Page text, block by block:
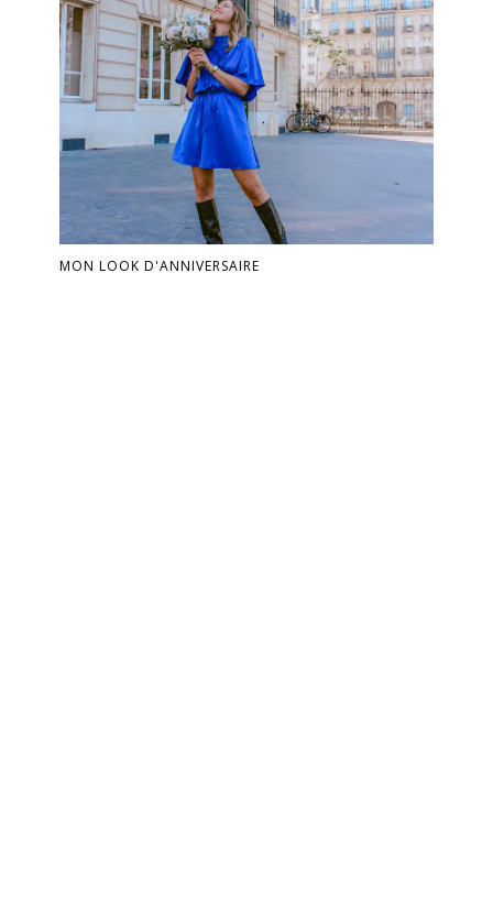
MON LOOK D'ANNIVERSAIRE